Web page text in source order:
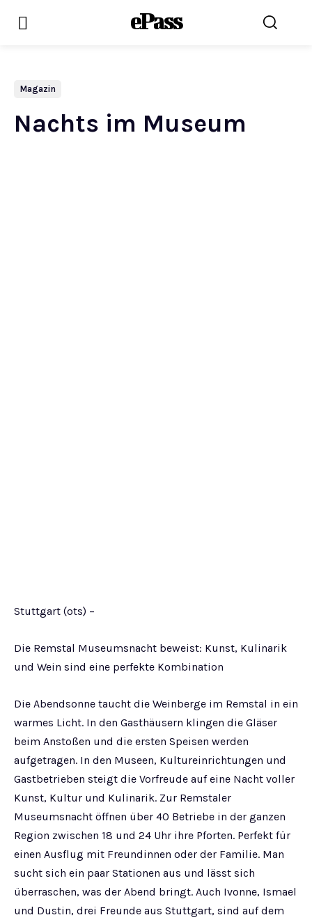
ePass
Magazin
Nachts im Museum
Stuttgart (ots) –
Die Remstal Museumsnacht beweist: Kunst, Kulinarik
und Wein sind eine perfekte Kombination
Die Abendsonne taucht die Weinberge im Remstal in ein
warmes Licht. In den Gasthäusern klingen die Gläser
beim Anstoßen und die ersten Speisen werden
aufgetragen. In den Museen, Kultureinrichtungen und
Gastbetrieben steigt die Vorfreude auf eine Nacht voller
Kunst, Kultur und Kulinarik. Zur Remstaler
Museumsnacht öffnen über 40 Betriebe in der ganzen
Region zwischen 18 und 24 Uhr ihre Pforten. Perfekt für
einen Ausflug mit Freundinnen oder der Familie. Man
sucht sich ein paar Stationen aus und lässt sich
überraschen, was der Abend bringt. Auch Ivonne, Ismael
und Dustin, drei Freunde aus Stuttgart, sind auf dem